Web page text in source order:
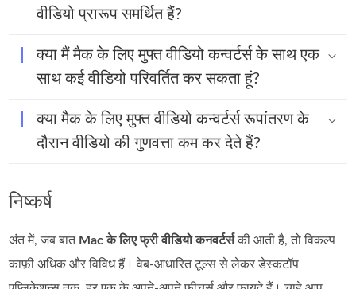
वीडियो प्रारूप समर्थित हैं?
क्या मैं मैक के लिए मुफ्त वीडियो कन्वर्टर्स के साथ एक
साथ कई वीडियो परिवर्तित कर सकता हूं?
क्या मैक के लिए मुफ्त वीडियो कन्वर्टर्स रूपांतरण के
दौरान वीडियो की गुणवत्ता कम कर देते हैं?
निष्कर्ष
अंत में, जब बात Mac के लिए फ्री वीडियो कनवर्टर्सकी आती है, तो विकल्प
काफ़ी अधिक और विविध हैं। वेब‑आधारित टूल्स से लेकर डेस्कटॉप